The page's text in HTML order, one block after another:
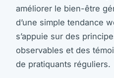
améliorer le bien-être
d’une simple tendance
s’appuie sur des
observables et des
de pratiquants réguliers.